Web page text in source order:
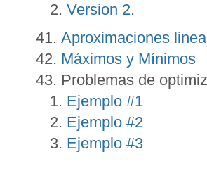
Version 2.
Aproximaciones
Máximos y Mínimos
Problemas de
Ejemplo #1
Ejemplo #2
Ejemplo #3